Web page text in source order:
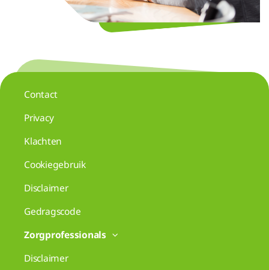
Contact
Privacy
Klachten
Cookiegebruik
Disclaimer
Gedragscode
Zorgprofessionals
Disclaimer